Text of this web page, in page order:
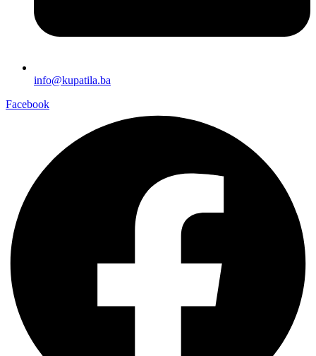
info@kupatila.ba
Facebook